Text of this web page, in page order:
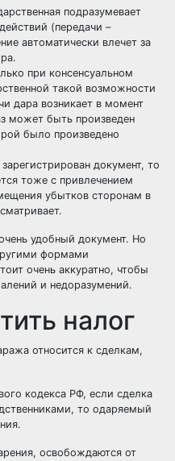
подразумевает
(передачи –
автоматически влечет за
при консенсуальном
такой возможности
дара возникает в момент
может быть произведен
было произведено
документ, то
тоже с привлечением
убытков сторонам в
удобный документ. Но
формами
очень аккуратно, чтобы
и недоразумений.
налог
относится к сделкам,
кодекса РФ, если сделка
то одаряемый
освобождаются от